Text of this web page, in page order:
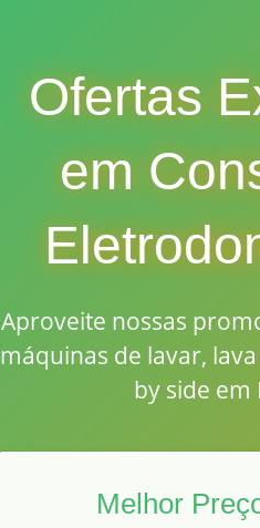
Ofertas
em
Aproveite nossas
máquinas de lavar,
by side em
Melhor